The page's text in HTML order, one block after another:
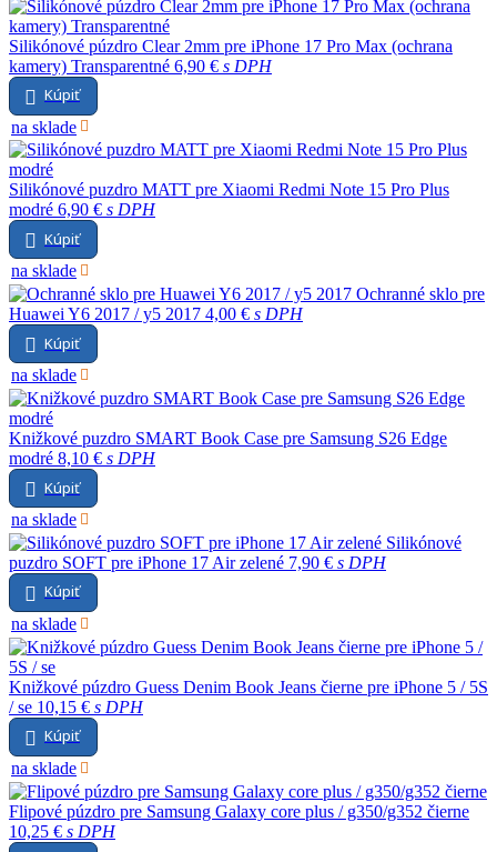
Silikónové púzdro Clear 2mm pre iPhone 17 Pro Max (ochrana
kamery) Transparentné 6,90 € s DPH
Kúpiť
na sklade
Silikónové puzdro MATT pre Xiaomi Redmi Note 15 Pro Plus
modré 6,90 € s DPH
Kúpiť
na sklade
Ochranné sklo pre
Huawei Y6 2017 / y5 2017 4,00 € s DPH
Kúpiť
na sklade
Knižkové puzdro SMART Book Case pre Samsung S26 Edge
modré 8,10 € s DPH
Kúpiť
na sklade
Silikónové
puzdro SOFT pre iPhone 17 Air zelené 7,90 € s DPH
Kúpiť
na sklade
Knižkové púzdro Guess Denim Book Jeans čierne pre iPhone 5 / 5S
/ se 10,15 € s DPH
Kúpiť
na sklade
Flipové púzdro pre Samsung Galaxy core plus / g350/g352 čierne
10,25 € s DPH